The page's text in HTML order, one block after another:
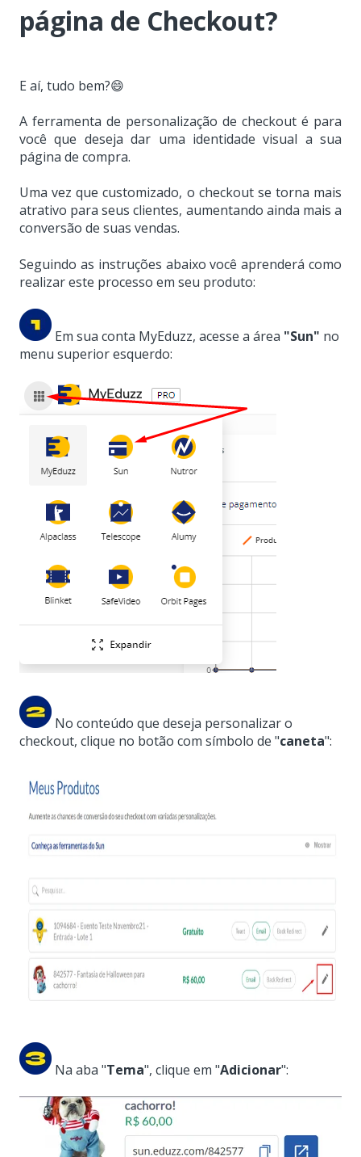
página de Checkout?
E aí, tudo bem?😄
A ferramenta de personalização de checkout é para
você que deseja dar uma identidade visual a sua
página de compra.
Uma vez que customizado, o checkout se torna mais
atrativo para seus clientes, aumentando ainda mais a
conversão de suas vendas.
Seguindo as instruções abaixo você aprenderá como
realizar este processo em seu produto:
Em sua conta MyEduzz, acesse a área "Sun" no
menu superior esquerdo:
No conteúdo que deseja personalizar o
checkout, clique no botão com símbolo de "caneta":
Na aba "Tema", clique em "Adicionar":